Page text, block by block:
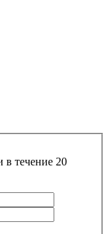
в течение 20